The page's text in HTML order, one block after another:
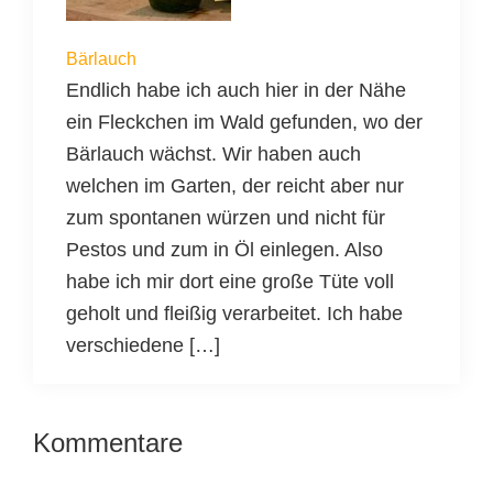
Bärlauch
Endlich habe ich auch hier in der Nähe
ein Fleckchen im Wald gefunden, wo der
Bärlauch wächst. Wir haben auch
welchen im Garten, der reicht aber nur
zum spontanen würzen und nicht für
Pestos und zum in Öl einlegen. Also
habe ich mir dort eine große Tüte voll
geholt und fleißig verarbeitet. Ich habe
verschiedene […]
Leser-
Kommentare